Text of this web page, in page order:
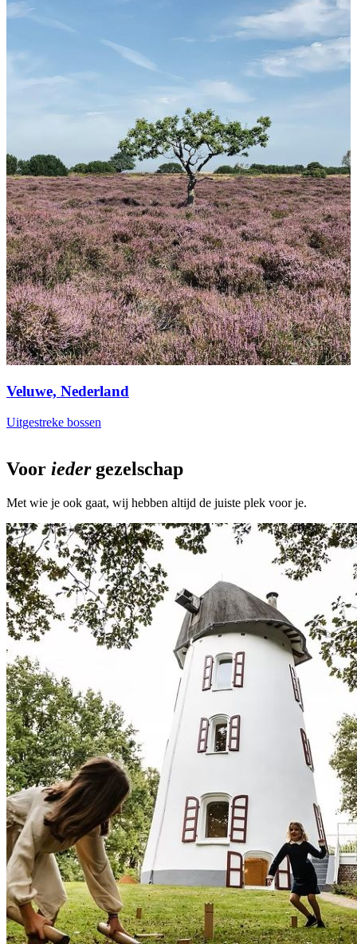
Veluwe, Nederland
Uitgestreke bossen
Voor iedergezelschap
Met wie je ook gaat, wij hebben altijd de juiste plek voor je.